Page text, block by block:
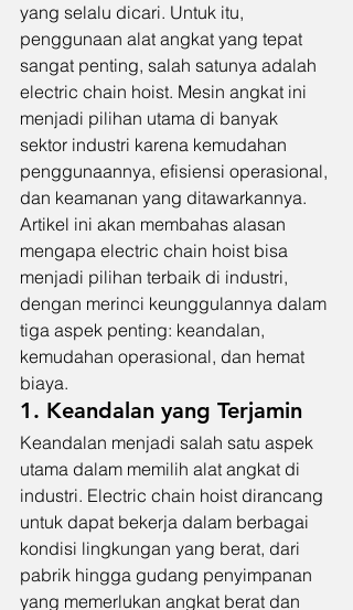
yang selalu dicari. Untuk itu,
penggunaan alat angkat yang tepat
sangat penting, salah satunya adalah
electric chain hoist. Mesin angkat ini
menjadi pilihan utama di banyak
sektor industri karena kemudahan
penggunaannya, efisiensi operasional,
dan keamanan yang ditawarkannya.
Artikel ini akan membahas alasan
mengapa electric chain hoist bisa
menjadi pilihan terbaik di industri,
dengan merinci keunggulannya dalam
tiga aspek penting: keandalan,
kemudahan operasional, dan hemat
biaya.
1. Keandalan yang Terjamin
Keandalan menjadi salah satu aspek
utama dalam memilih alat angkat di
industri. Electric chain hoist dirancang
untuk dapat bekerja dalam berbagai
kondisi lingkungan yang berat, dari
pabrik hingga gudang penyimpanan
yang memerlukan angkat berat dan